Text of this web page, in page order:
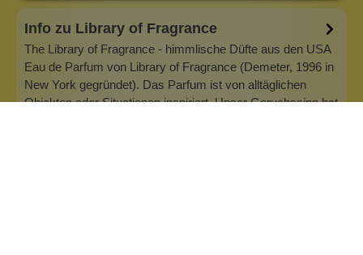
Info zu Library of Fragrance
The Library of Fragrance - himmlische Düfte aus den USA
Eau de Parfum von Library of Fragrance (Demeter, 1996 in
New York gegründet). Das Parfum ist von alltäglichen
Objekten oder Situationen inspiriert. Unser Geruchssinn hat